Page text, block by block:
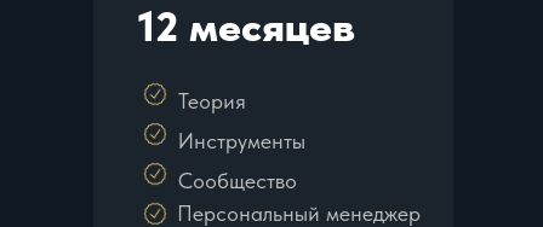
Теория
Инструменты
Сообщество
Персональный менеджер
12 месяцев